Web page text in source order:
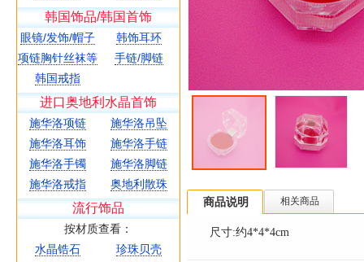
韩国饰品/韩国首饰
眼镜/发饰/帽子
韩饰耳环
项链胸针丝袜等
手链/脚链
韩国戒指
进口奥地利水晶首饰
施华洛项链
施华洛吊坠
施华洛耳饰
施华洛手链
施华洛手镯
施华洛脚链
施华洛戒指
奥地利散珠
流行饰品
按材质查看：
水晶锆石
珍珠贝壳
商品说明 相关商品
尺寸:约4*4*4cm